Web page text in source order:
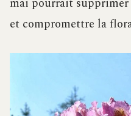
et compromettre la